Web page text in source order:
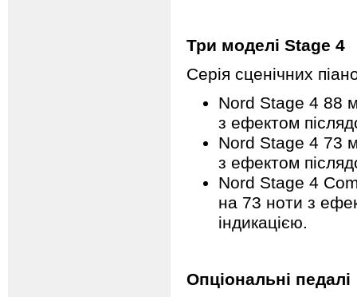
Три моделі Stage 4
Серія сценічних
Nord Stage 4 88
з ефектом
Nord Stage 4 73
з ефектом
​Nord Stage 4
на 73 ноти з
індикацією.
Опціональні педалі